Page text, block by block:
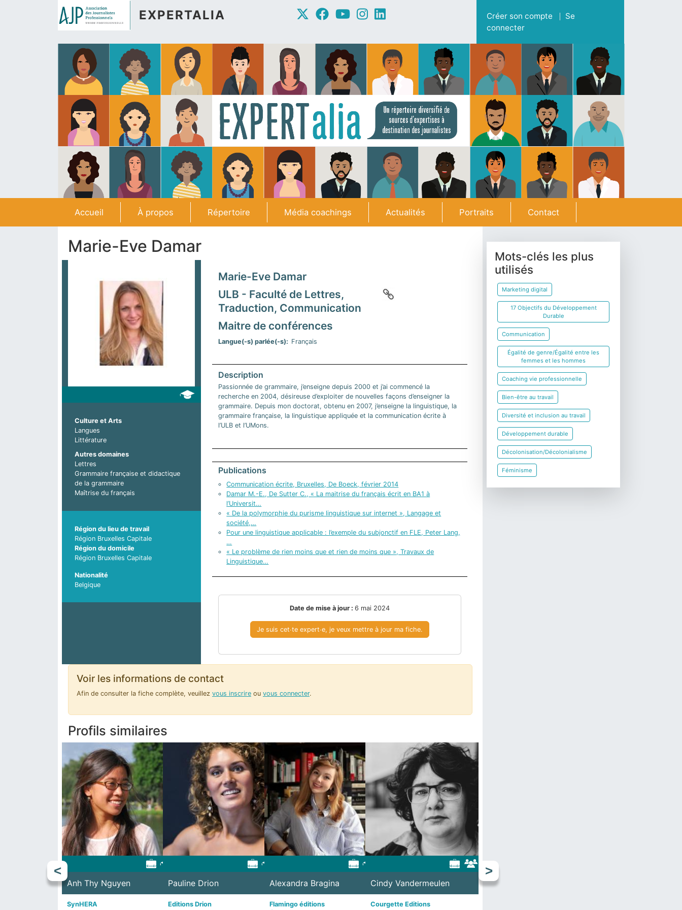
EXPERTALIA Menu du compte de l'utilisateur
Créer son compte
Se
connecter
Navigation principale
Accueil À propos Répertoire Média coachings Actualités Portraits Contact
Marie-Eve Damar
Culture et Arts
Langues
Littérature
Autres domaines
Lettres
Grammaire française et didactique
de la grammaire
Maîtrise du français
Région du lieu de travail
Région Bruxelles Capitale
Région du domicile
Région Bruxelles Capitale
Nationalité
Belgique
Marie-Eve Damar
ULB - Faculté de Lettres,
Traduction, Communication
Maitre de conférences
Langue(-s) parlée(-s) Français
Passionnée de grammaire, j’enseigne depuis 2000 et j’ai commencé la
recherche en 2004, désireuse d’exploiter de nouvelles façons d’enseigner la
grammaire. Depuis mon doctorat, obtenu en 2007, j’enseigne la linguistique, la
grammaire française, la linguistique appliquée et la communication écrite à
l’ULB et l’UMons.
Publications
Communication écrite, Bruxelles, De Boeck, février 2014
Damar M.-E., De Sutter C., « La maitrise du français écrit en BA1 à
l’Universit…
« De la polymorphie du purisme linguistique sur internet », Langage et
société,…
Pour une linguistique applicable : l’exemple du subjonctif en FLE, Peter Lang,
…
« Le problème de rien moins que et rien de moins que », Travaux de
Linguistique…
Date de mise à jour : 6 mai 2024
Je suis cet∙te expert∙e, je veux mettre à jour ma fiche.
Voir les informations de contact
Afin de consulter la fiche complète, veuillez vous inscrire ou vous connecter.
Profils similaires
Anh Thy Nguyen
SynHERA
Pauline Drion
Editions Drion
Alexandra Bragina
Flamingo éditions
Cindy Vandermeulen
Courgette Editions
Valentina Zoccali
Sustainable Communication
Luca Di Gregorio
Université de Liège
Laurence Pagacz
Doc Sherlock - Agence littéraire
Anaëlle Impe
Université Saint-Louis —
Marie Cappart
Revue Française de Généalogie
Virginie Jortay
Cirque // Arts de la scène //
Mohammed Jamouchi
Académie / RfP
Daria Tunca
Université de Liège
Deniz Uygur
Groupe Interdisciplinaire de
Mots-clés les plus
utilisés
Marketing digital
17 Objectifs du Développement
Durable
Communication
Égalité de genre/Égalité entre les
femmes et les hommes
Coaching vie professionnelle
Bien-être au travail
Diversité et inclusion au travail
Développement durable
Décolonisation/Décolonialisme
Féminisme